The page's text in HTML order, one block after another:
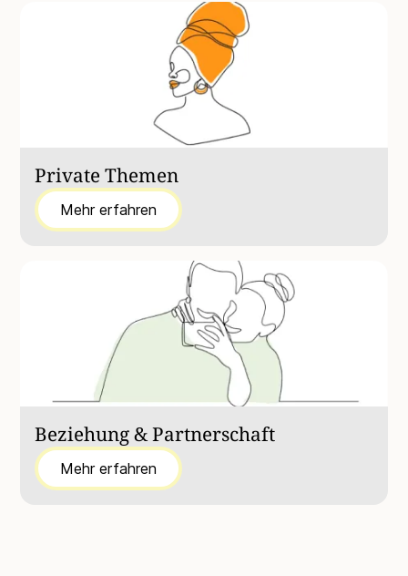
Private Themen
Mehr erfahren
Beziehung & Partnerschaft
Mehr erfahren